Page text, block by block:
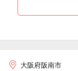
大阪府阪南市